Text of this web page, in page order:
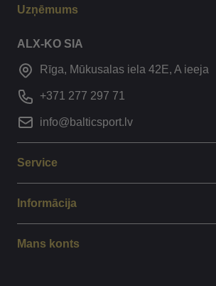
Uzņēmums
ALX-KO SIA
Rīga, Mūkusalas iela 42E, A ieeja
+371 277 297 71
info@balticsport.lv
Service
Informācija
Mans konts